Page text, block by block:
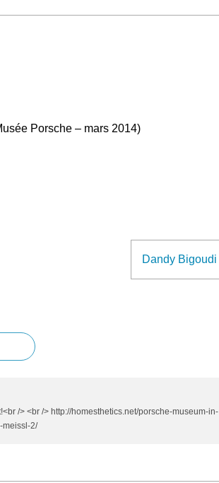
Porsche – mars 2014)
Dandy Bigoudi
/> <br /> http://homesthetics.net/porsche-museum-in-
meissl-2/